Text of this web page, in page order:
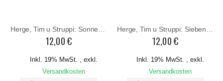
12,00 €
Inkl. 19% MwSt. , exkl.
Versandkosten
12,00 €
Inkl. 19% MwSt. , exkl.
Versandkosten